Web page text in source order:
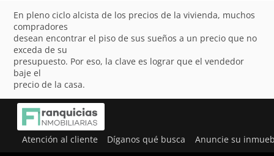
En pleno ciclo alcista de los precios de la vivienda, muchos
compradores
desean encontrar el piso de sus sueños a un precio que no
exceda de su
presupuesto. Por eso, la clave es lograr que el vendedor
baje el
precio de la casa.
Atención al cliente Díganos qué busca Anuncie su